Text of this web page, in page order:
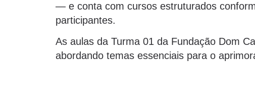
— e conta com cursos estruturados
participantes.
As aulas da Turma 01 da Fundação Dom
abordando temas essenciais para o